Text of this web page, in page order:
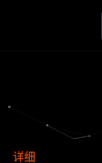
详细